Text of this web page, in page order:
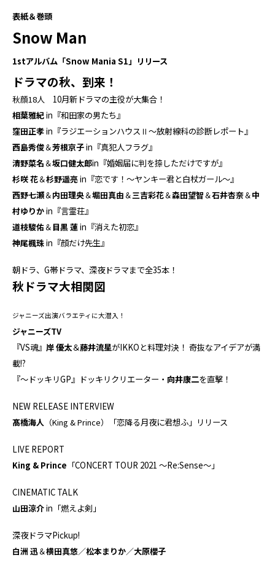
表紙＆巻頭
Snow Man
1stアルバム「Snow Mania S1」リリース
ドラマの秋、到来！
秋顔18人 10月新ドラマの主役が大集合！
相葉雅紀in『和田家の男たち』
窪田正孝in『ラジエーションハウスⅡ～放射線科の診断レポート』
西島秀俊＆芳根京子in『真犯人フラグ』
清野菜名 ＆坂口健太郎in『婚姻届に判を捺しただけですが』
杉咲 花＆杉野遥亮 in『恋です！～ヤンキー君と白杖ガール～』
西野七瀬＆内田理央＆堀田真由 ＆三吉彩花＆森田望智 ＆石井杏奈＆中
村ゆりかin『言霊荘』
道枝駿佑＆目黒 蓮in『消えた初恋』
神尾楓珠in『顔だけ先生』
朝ドラ、G帯ドラマ、深夜ドラマまで全35本！
秋ドラマ大相関図
ジャニーズ出演バラエティに大潜入！
ジャニーズTV
『VS魂』 岸 優太＆藤井流星がIKKOと料理対決！ 奇抜なアイデアが満
載!?
『～ドッキリGP』ドッキリクリエーター・ 向井康二を直撃！
NEW RELEASE INTERVIEW
髙橋海人 （King & Prince） 「恋降る月夜に君想ふ」リリース
LIVE REPORT
King & Prince 「CONCERT TOUR 2021 ～Re:Sense～」
CINEMATIC TALK
山田涼介in「燃えよ剣」
深夜ドラマPickup!
白洲 迅＆横田真悠／松本まりか／大原櫻子